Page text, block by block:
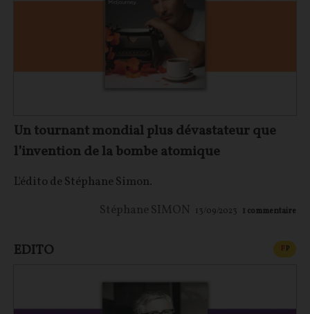
Un tournant mondial plus dévastateur que
l’invention de la bombe atomique
L'édito de Stéphane Simon.
Stéphane SIMON 13/09/2023 1 commentaire
EDITO FP